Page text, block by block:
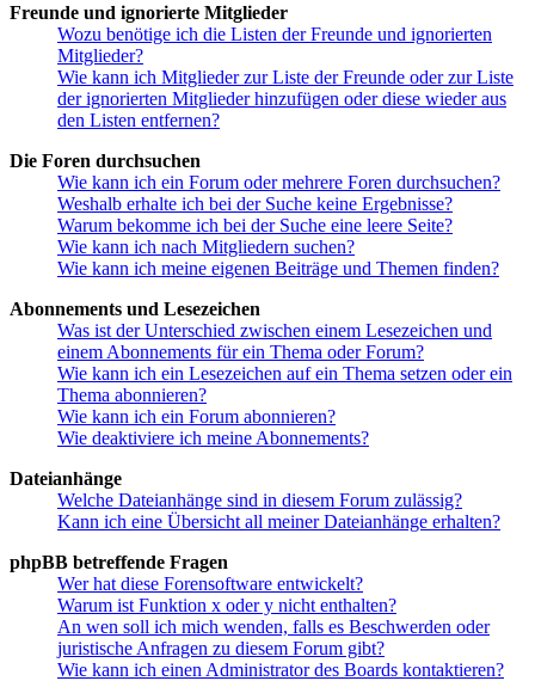
Freunde und ignorierte Mitglieder
Wozu benötige ich die Listen der Freunde und ignorierten
Mitglieder?
Wie kann ich Mitglieder zur Liste der Freunde oder zur Liste
der ignorierten Mitglieder hinzufügen oder diese wieder aus
den Listen entfernen?
Die Foren durchsuchen
Wie kann ich ein Forum oder mehrere Foren durchsuchen?
Weshalb erhalte ich bei der Suche keine Ergebnisse?
Warum bekomme ich bei der Suche eine leere Seite?
Wie kann ich nach Mitgliedern suchen?
Wie kann ich meine eigenen Beiträge und Themen finden?
Abonnements und Lesezeichen
Was ist der Unterschied zwischen einem Lesezeichen und
einem Abonnements für ein Thema oder Forum?
Wie kann ich ein Lesezeichen auf ein Thema setzen oder ein
Thema abonnieren?
Wie kann ich ein Forum abonnieren?
Wie deaktiviere ich meine Abonnements?
Dateianhänge
Welche Dateianhänge sind in diesem Forum zulässig?
Kann ich eine Übersicht all meiner Dateianhänge erhalten?
phpBB betreffende Fragen
Wer hat diese Forensoftware entwickelt?
Warum ist Funktion x oder y nicht enthalten?
An wen soll ich mich wenden, falls es Beschwerden oder
juristische Anfragen zu diesem Forum gibt?
Wie kann ich einen Administrator des Boards kontaktieren?